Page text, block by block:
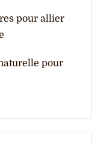
pour allier
pour